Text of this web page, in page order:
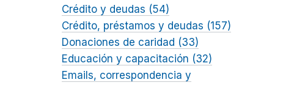
Crédito y deudas (54)
Crédito, préstamos y deudas (157)
Donaciones de caridad (33)
Educación y capacitación (32)
Emails, correspondencia y